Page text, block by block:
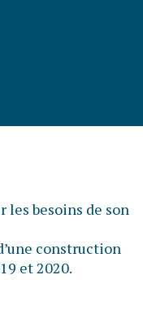
les besoins de son
construction
et 2020.